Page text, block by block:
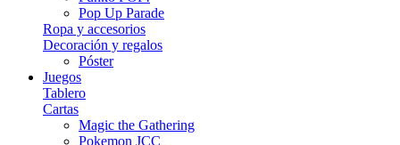
Pop Up Parade
Ropa y accesorios
Decoración y regalos
Póster
Juegos
Tablero
Cartas
Magic the Gathering
Pokemon JCC